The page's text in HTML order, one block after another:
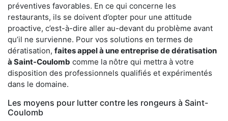
préventives favorables. En ce qui concerne les
restaurants, ils se doivent d’opter pour une attitude
proactive, c’est-à-dire aller au-devant du problème avant
qu’il ne survienne. Pour vos solutions en termes de
dératisation, faites appel à une entreprise de dératisation
à Saint-Coulomb comme la nôtre qui mettra à votre
disposition des professionnels qualifiés et expérimentés
dans le domaine.
Les moyens pour lutter contre les rongeurs à Saint-
Coulomb